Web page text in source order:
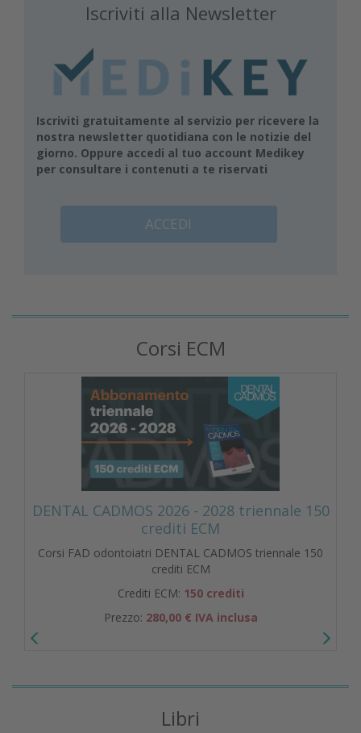
Iscriviti alla Newsletter
Iscriviti gratuitamente al servizio per ricevere la
nostra newsletter quotidiana con le notizie del
giorno. Oppure accedi al tuo account Medikey
per consultare i contenuti a te riservati
ACCEDI
Corsi ECM
DENTAL CADMOS 2026 - 2028 triennale 150
crediti ECM
Corsi FAD odontoiatri DENTAL CADMOS triennale 150
crediti ECM
Crediti ECM: 150 crediti
Prezzo: 280,00 € IVA inclusa
Libri